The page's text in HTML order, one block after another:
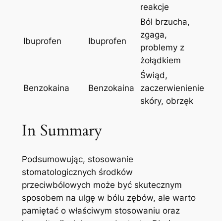
reakcje
Ibuprofen Ibuprofen
Ból brzucha,‍
zgaga,
problemy z⁤
żołądkiem
Benzokaina Benzokaina
Świąd,
zaczerwienienie
skóry, ​obrzęk
In Summary
Podsumowując, stosowanie
stomatologicznych środków
⁤przeciwbólowych może być skutecznym
sposobem na⁢ ulgę w bólu zębów, ale warto
pamiętać o ‍właściwym stosowaniu oraz